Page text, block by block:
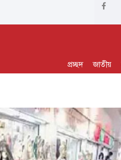
প্রচ্ছদ জাতীয়